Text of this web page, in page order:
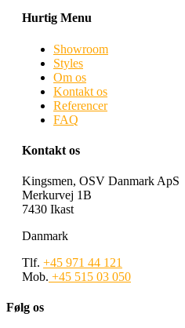
Hurtig Menu
Showroom
Styles
Om os
Kontakt os
Referencer
FAQ
Kontakt os
Kingsmen, OSV Danmark ApS
Merkurvej 1B
7430 Ikast
Danmark
Tlf. +45 971 44 121
Mob. +45 515 03 050
Følg os